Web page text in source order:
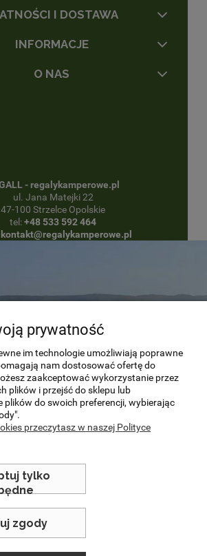
I DOSTAWA
INFORMACJE
O NAS
- regalykamperowe.pl
ul. Jana Matejki 22
47-100 Strzelce Opolskie
tel:+48 533 592 464
kontakt@regalykamperowe.pl
to żyć.”
Christian Andersen
prywatność
im technologie umożliwiają poprawne
nam dostosować ofertę do
zaakceptować wykorzystanie przez
plików i przejść do sklepu lub
plików do swoich preferencji, wybierając
przeczytasz w naszej Polityce
tylko
zgody